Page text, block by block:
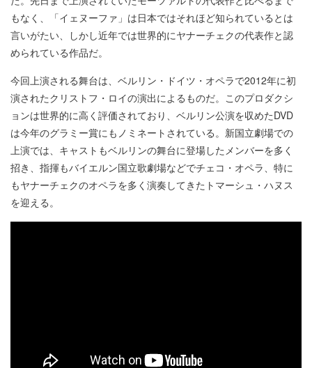
もなく、「イェヌーファ」は日本ではそれほど知られているとは
言いがたい、しかし近年では世界的にヤナーチェクの代表作と認
められている作品だ。
今回上演される舞台は、ベルリン・ドイツ・オペラで2012年に初
演されたクリストフ・ロイの演出によるものだ。このプロダクシ
ョンは世界的に高く評価されており、ベルリン公演を収めたDVD
は今年のグラミー賞にもノミネートされている。新国立劇場での
上演では、キャストもベルリンの舞台に登場したメンバーを多く
招き、指揮もバイエルン国立歌劇場などでチェコ・オペラ、特に
もヤナーチェクのオペラを多く演奏してきたトマーシュ・ハヌス
を迎える。